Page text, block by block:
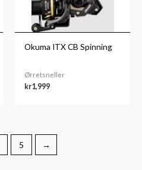
Okuma ITX CB Spinning
Ørretsneller
kr1,999
5 →